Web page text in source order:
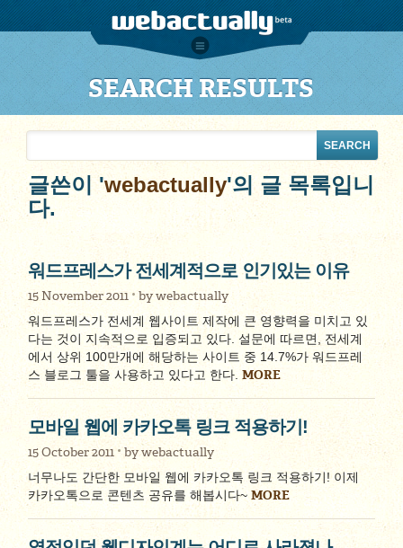
SEARCH RESULTS
글쓴이 'webactually'의 글 목록입니
다.
워드프레스가 전세계적으로 인기있는 이유
15 November 2011 bywebactually
워드프레스가 전세계 웹사이트 제작에 큰 영향력을 미치고 있
다는 것이 지속적으로 입증되고 있다. 설문에 따르면, 전세계
에서 상위 100만개에 해당하는 사이트 중 14.7%가 워드프레
스 블로그 툴을 사용하고 있다고 한다.MORE
모바일 웹에 카카오톡 링크 적용하기!
15 October 2011 bywebactually
너무나도 간단한 모바일 웹에 카카오톡 링크 적용하기! 이제
카카오톡으로 콘텐츠 공유를 해봅시다~MORE